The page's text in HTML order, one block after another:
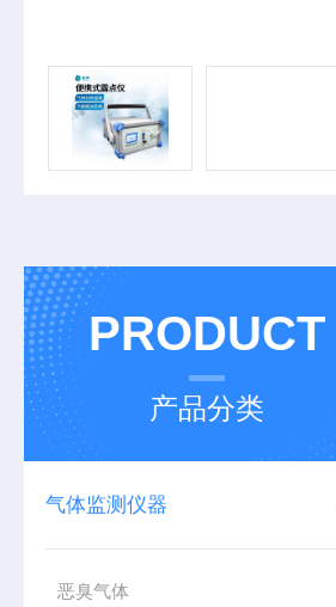
PRODUCT
产品分类
气体监测仪器
恶臭气体